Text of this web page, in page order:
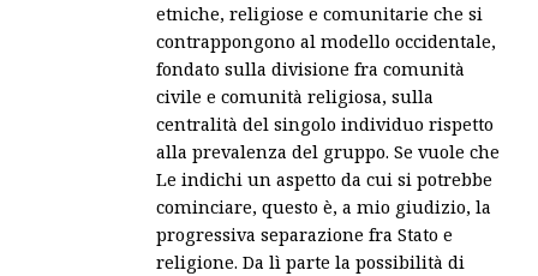
etniche, religiose e comunitarie che si
contrappongono al modello occidentale,
fondato sulla divisione fra comunità
civile e comunità religiosa, sulla
centralità del singolo individuo rispetto
alla prevalenza del gruppo. Se vuole che
Le indichi un aspetto da cui si potrebbe
cominciare, questo è, a mio giudizio, la
progressiva separazione fra Stato e
religione. Da lì parte la possibilità di